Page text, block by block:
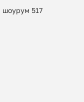
517